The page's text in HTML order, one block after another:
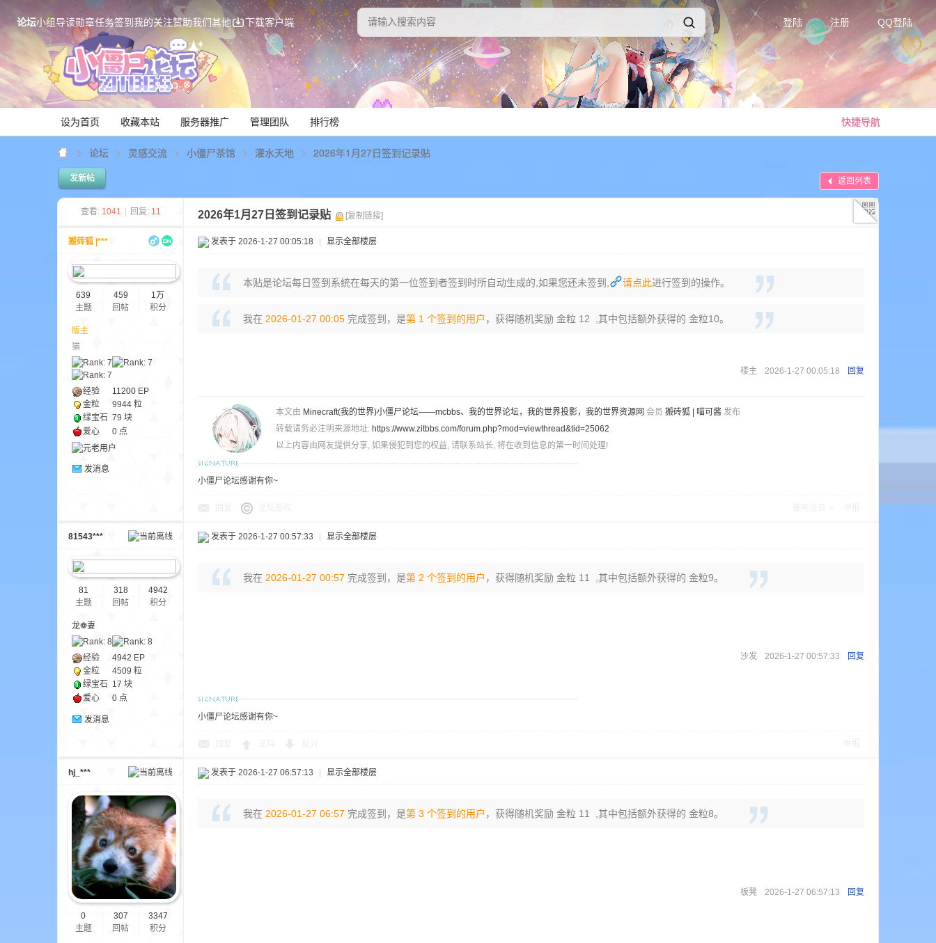
论坛小组导读勋章任务签到我的关注赞助我们其他 下载客户端 登陆 注册 QQ登陆
快捷导航
设为首页 收藏本站 服务器推广 管理团队 排行榜
论坛 灵感交流 小僵尸茶馆 灌水天地 2026年1月27日签到记录贴
返回列表
发新帖
查看: 1041 回复: 11 2026年1月27日签到记录贴 [复制链接]
搬砖狐 |***
639
主题
459
回帖
1万
积分
版主
猫
经验 11200 EP
金粒
9944 粒
绿宝石 79 块
爱心
0 点
发消息
发表于 2026-1-27 00:05:18 显示全部楼层
本贴是论坛每日签到系统在每天的第一位签到者签到时所自动生成的,如果您还未签到, 请点此进行签到的操作。
我在 2026-01-27 00:05 完成签到，是第 1 个签到的用户 ，获得随机奖励 金粒 12 ,其中包括额外获得的 金粒10。
楼主 2026-1-27 00:05:18 回复
本文由 Minecraft(我的世界)小僵尸论坛——mcbbs、我的世界论坛，我的世界投影，我的世界资源网 会员 搬砖狐 | 喵可酱 发布
转载请务必注明来源地址: https://www.zitbbs.com/forum.php?mod=viewthread&tid=25062
以上内容由网友提供分享, 如果侵犯到您的权益, 请联系站长, 将在收到信息的第一时间处理!
小僵尸论坛感谢有你~
81543***
81
主题
318
回帖
4942
积分
龙❁妻
经验 4942 EP
金粒
4509 粒
绿宝石 17 块
爱心
0 点
发消息
发表于 2026-1-27 00:57:33 显示全部楼层
我在 2026-01-27 00:57 完成签到，是第 2 个签到的用户 ，获得随机奖励 金粒 11 ,其中包括额外获得的 金粒9。
沙发 2026-1-27 00:57:33 回复
小僵尸论坛感谢有你~
hj_***
0
主题
307
回帖
3347
积分
发表于 2026-1-27 06:57:13 显示全部楼层
我在 2026-01-27 06:57 完成签到，是第 3 个签到的用户 ，获得随机奖励 金粒 11 ,其中包括额外获得的 金粒8。
板凳 2026-1-27 06:57:13 回复